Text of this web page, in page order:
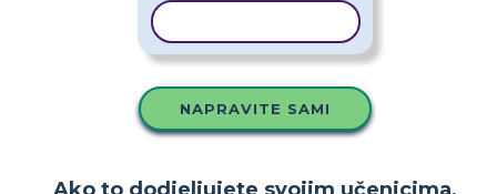
NAPRAVITE SAMI